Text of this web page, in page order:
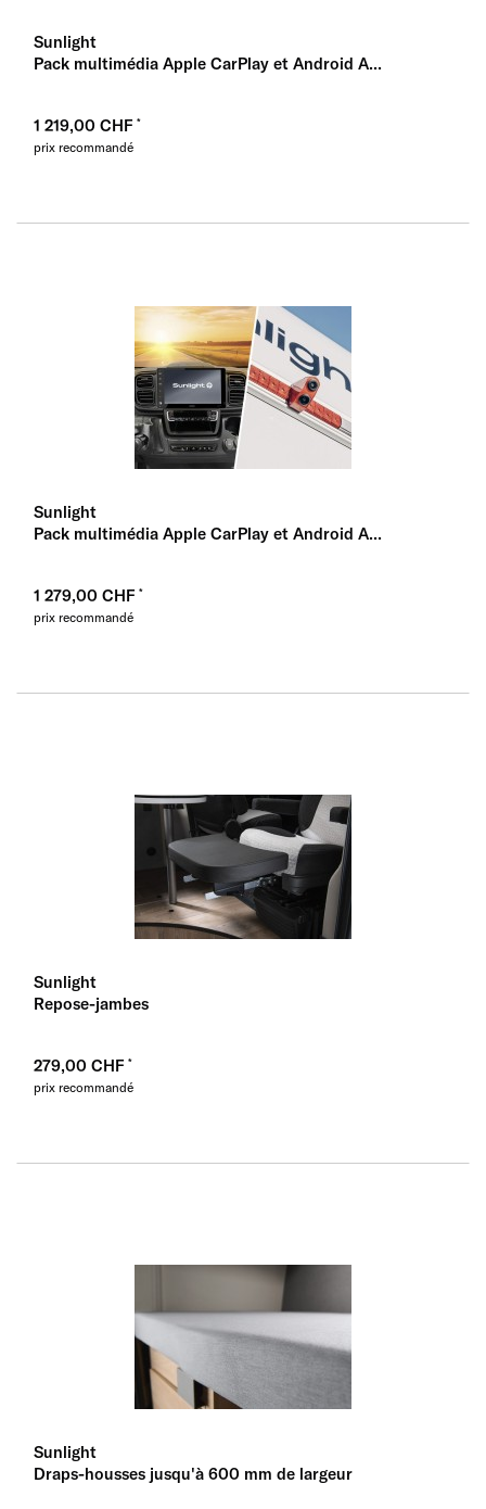
Sunlight
Pack multimédia Apple CarPlay et Android A...
1 219,00 CHF
prix recommandé
Sunlight
Pack multimédia Apple CarPlay et Android A...
1 279,00 CHF
prix recommandé
Sunlight
Repose-jambes
279,00 CHF
prix recommandé
Sunlight
Draps-housses jusqu'à 600 mm de largeur